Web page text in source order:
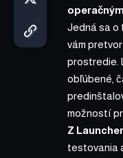
Jedná sa o
vám
prostredie.
obľúbené,
možností
Z Launcher
testovania